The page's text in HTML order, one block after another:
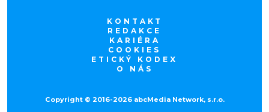
KONTAKT
REDAKCE
KARIÉRA
COOKIES
ETICKÝ KODEX
O NÁS
Copyright © 2016-2026 abcMedia Network, s.r.o.